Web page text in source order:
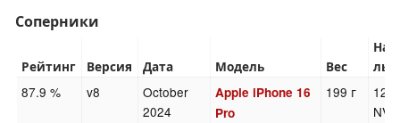
Соперники
Рейтинг Версия Дата Модель Вес
ль
87.9 % v8
October
2024
Apple iPhone 16
Pro
199 г
128